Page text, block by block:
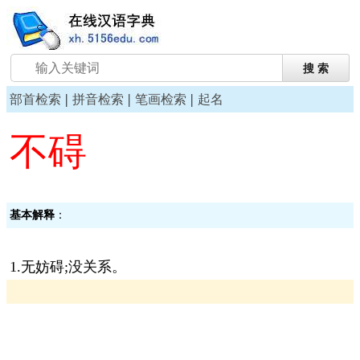
部首检索 | 拼音检索 | 笔画检索 | 起名
不碍
基本解释 ：
1.无妨碍;没关系。